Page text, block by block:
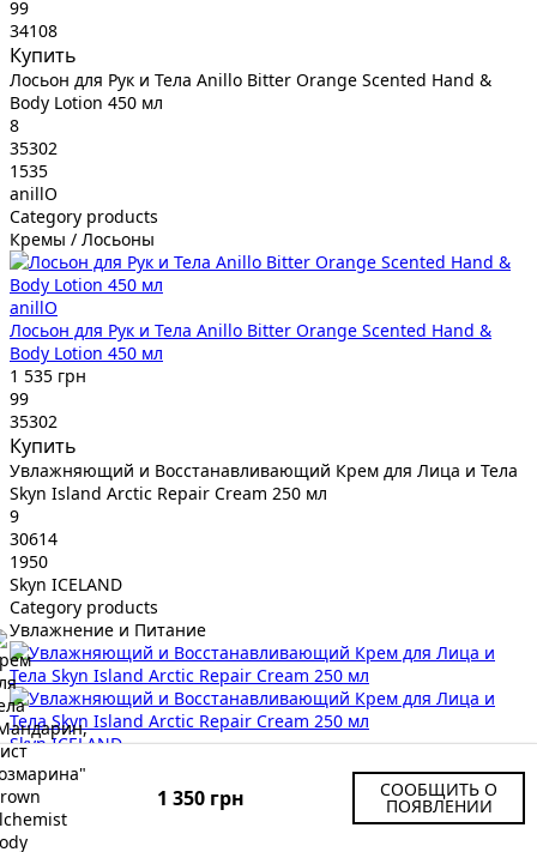
1 350 грн СООБЩИТЬ О
ПОЯВЛЕНИИ
99
34108
Купить
Лосьон для Рук и Тела Anillo Bitter Orange Scented Hand &
Body Lotion 450 мл
8
35302
1535
anillO
Category products
Кремы / Лосьоны
anillO
Лосьон для Рук и Тела Anillo Bitter Orange Scented Hand &
Body Lotion 450 мл
1 535 грн
99
35302
Купить
Увлажняющий и Восстанавливающий Крем для Лица и Тела
Skyn Island Arctic Repair Cream 250 мл
9
30614
1950
Skyn ICELAND
Category products
Увлажнение и Питание
Skyn ICELAND
Увлажняющий и Восстанавливающий Крем для Лица и Тела
Skyn Island Arctic Repair Cream 250 мл
1 950 грн
99